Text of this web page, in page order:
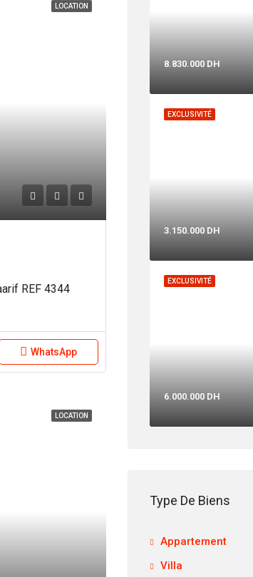
LOCATION
REF 4344
WhatsApp
LOCATION
8.830.000 DH
EXCLUSIVITÉ
3.150.000 DH
EXCLUSIVITÉ
6.000.000 DH
Type De Biens
Appartement
Villa